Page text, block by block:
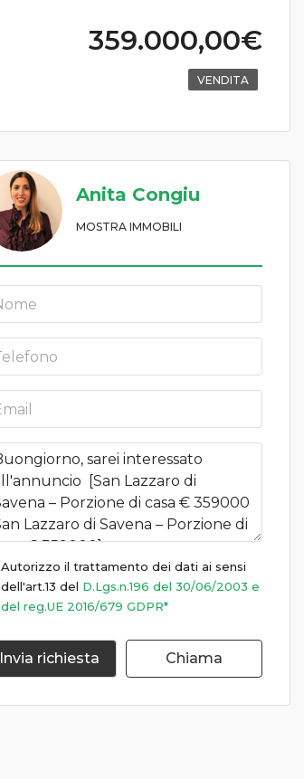
359.000,00€
VENDITA
Anita Congiu
MOSTRA IMMOBILI
Autorizzo il trattamento dei dati ai sensi
dell'art.13 del D.Lgs.n.196 del 30/06/2003 e
del reg.UE 2016/679 GDPR*
Invia richiesta Chiama